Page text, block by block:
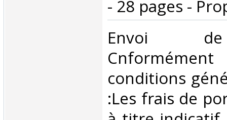
- 28 pages -
‎Envoi
conditions
:Les frais de